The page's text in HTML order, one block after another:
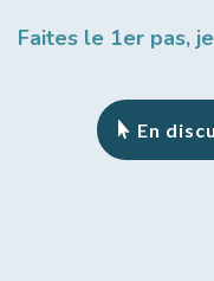
Faites le 1er pas,
En